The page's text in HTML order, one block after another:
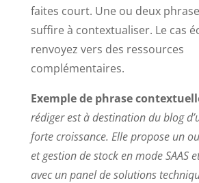
faites court. Une ou deux
suffire à contextualiser. Le cas
renvoyez vers des ressources
complémentaires.
Exemple de phrase
rédiger est à destination du blog
forte croissance. Elle propose un
et gestion de stock en mode SAAS
avec un panel de solutions